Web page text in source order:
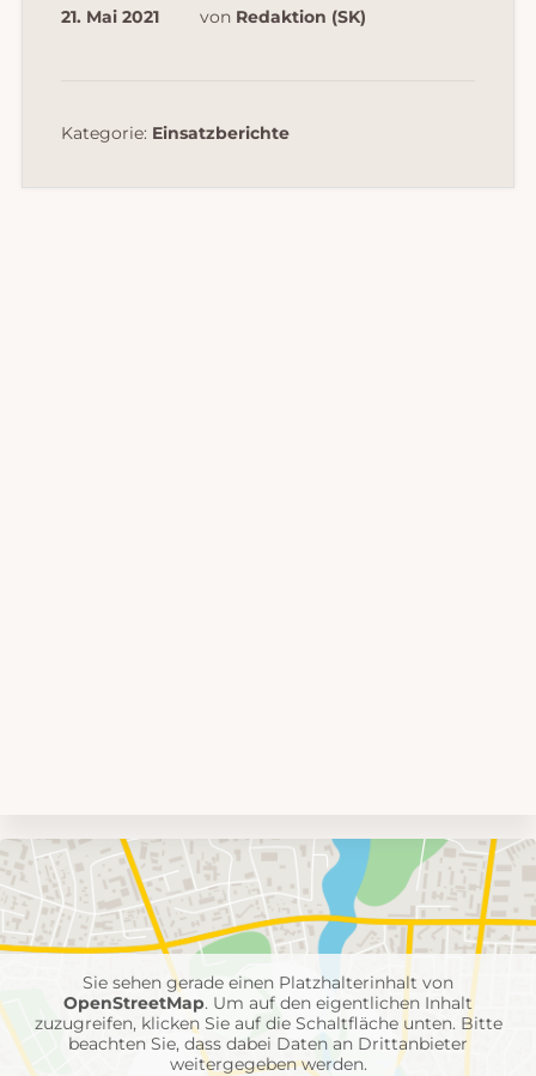
21. Mai 2021 von Redaktion (SK)
Kategorie: Einsatzberichte
Umgebungskarte
mit
Feuerwehr-
Einheiten
Sie sehen gerade einen Platzhalterinhalt von
OpenStreetMap. Um auf den eigentlichen Inhalt
zuzugreifen, klicken Sie auf die Schaltfläche unten. Bitte
beachten Sie, dass dabei Daten an Drittanbieter
weitergegeben werden.